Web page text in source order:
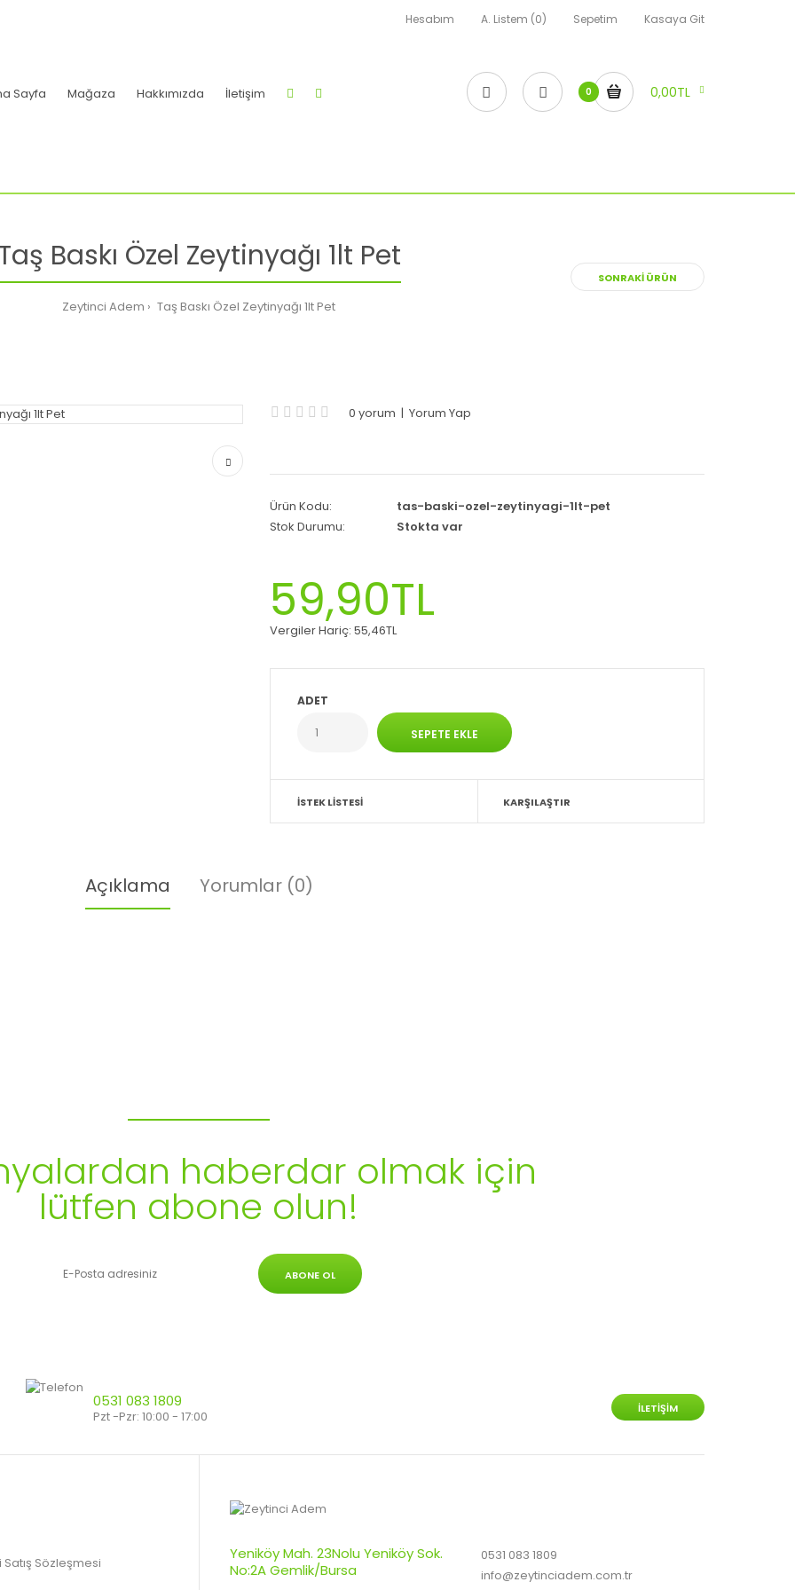
Hesabım A. Listem (0) Sepetim Kasaya Git
Sayfa Mağaza Hakkımızda İletişim 0 0,00TL
Baskı Özel Zeytinyağı 1lt Pet
Zeytinci Adem Taş Baskı Özel Zeytinyağı 1lt Pet
SONRAKI ÜRÜN
0 yorum | Yorum Yap
Ürün Kodu:
tas-baski-ozel-zeytinyagi-1lt-pet
Stok Durumu:
Stokta var
59,90TL
Vergiler Hariç: 55,46TL
ADET
İSTEK LISTESI KARŞILAŞTIR
Açıklama Yorumlar (0)
haberdar olmak için
lütfen abone olun!
ABONE OL
0531 083 1809
Pzt -Pzr: 10:00 - 17:00 İLETIŞIM
Sözleşmesi
Yeniköy Mah. 23Nolu Yeniköy Sok.
No:2A Gemlik/Bursa
0531 083 1809
info@zeytinciadem.com.tr